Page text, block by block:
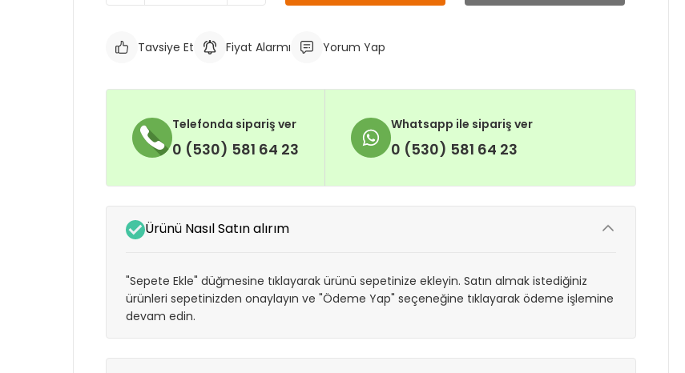
Tavsiye Et Fiyat Alarmı Yorum Yap
Telefonda sipariş ver
0 (530) 581 64 23
Whatsapp ile sipariş ver
0 (530) 581 64 23
Ürünü Nasıl Satın alırım
"Sepete Ekle" düğmesine tıklayarak ürünü sepetinize ekleyin. Satın almak istediğiniz
ürünleri sepetinizden onaylayın ve "Ödeme Yap" seçeneğine tıklayarak ödeme işlemine
devam edin.